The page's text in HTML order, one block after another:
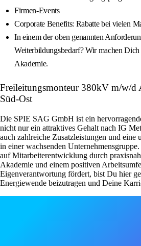
Firmen-Events
Corporate Benefits: Rabatte bei vielen
In einem der oben genannten
Weiterbildungsbedarf? Wir machen
Akademie.
Freileitungsmonteur 380kV m/w/d
Süd-Ost
Die SPIE SAG GmbH ist ein
nicht nur ein attraktives Gehalt nach IG
auch zahlreiche Zusatzleistungen und eine
in einer wachsenden
auf Mitarbeiterentwicklung durch
Akademie und einem positiven
Eigenverantwortung fördert, bist Du hier
Energiewende beizutragen und Deine